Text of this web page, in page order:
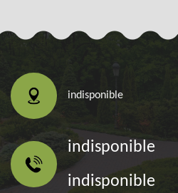
indisponible
indisponible
indisponible